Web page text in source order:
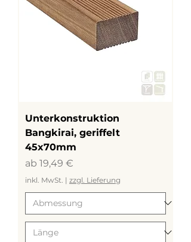
Unterkonstruktion
Bangkirai, geriffelt
45x70mm
ab 19,49 €
Sale-Preis
inkl. MwSt. | zzgl. Lieferung